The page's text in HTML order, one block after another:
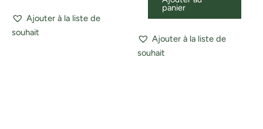
Ajouter à la liste de
souhait
panier
Ajouter à la liste de
souhait